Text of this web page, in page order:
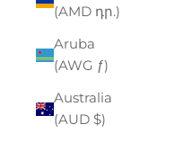
(AMD դր.)
Aruba
(AWG ƒ)
Australia
(AUD $)